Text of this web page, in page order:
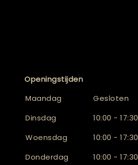
Openingstijden
Maandag
Gesloten
Dinsdag
10:00 - 17:30
Woensdag
10:00 - 17:30
Donderdag
10:00 - 17:30